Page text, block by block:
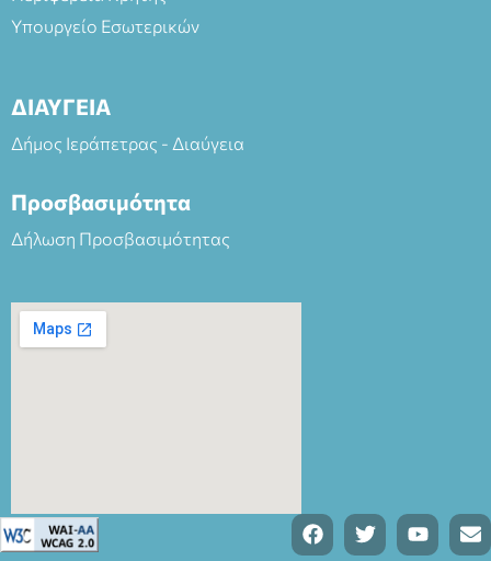
Υπουργείο Εσωτερικών
ΔΙΑΥΓΕΙΑ
Δήμος Ιεράπετρας - Διαύγεια
Προσβασιμότητα
Δήλωση Προσβασιμότητας